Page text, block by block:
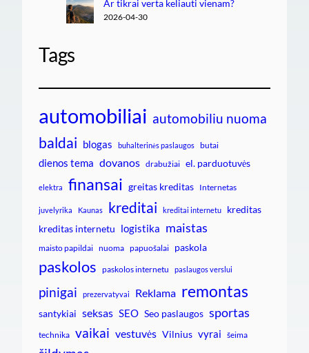
Ar tikrai verta keliauti vienam?
2026-04-30
Tags
automobiliai automobiliu nuoma
baldai blogas buhalterinės paslaugos butai
dienos tema dovanos drabužiai el. parduotuvės
elektra finansai greitas kreditas Internetas
juvelyrika Kaunas kreditai kreditai internetu
kreditas
kreditas internetu logistika maistas
maisto papildai nuoma papuošalai paskola
paskolos paskolos internetu paslaugos verslui
pinigai prezervatyvai Reklama remontas
santykiai seksas SEO Seo paslaugos sportas
technika vaikai vestuvės Vilnius vyrai šeima